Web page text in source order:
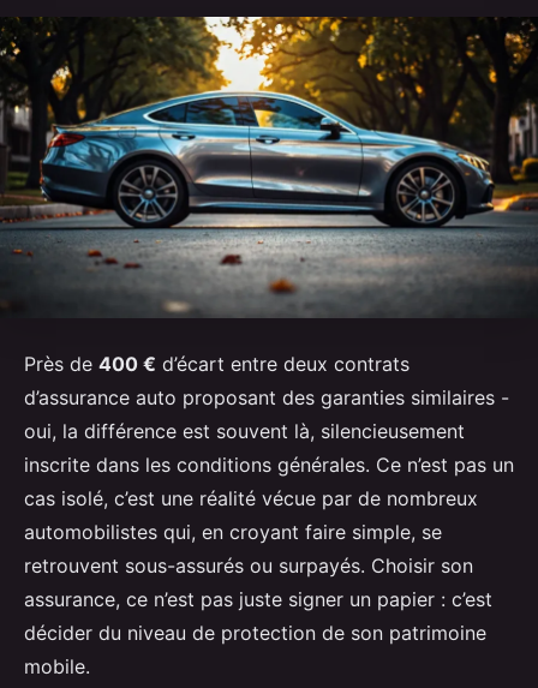
Près de 400 € d’écart entre deux contrats
d’assurance auto proposant des garanties similaires -
oui, la différence est souvent là, silencieusement
inscrite dans les conditions générales. Ce n’est pas un
cas isolé, c’est une réalité vécue par de nombreux
automobilistes qui, en croyant faire simple, se
retrouvent sous-assurés ou surpayés. Choisir son
assurance, ce n’est pas juste signer un papier : c’est
décider du niveau de protection de son patrimoine
mobile.